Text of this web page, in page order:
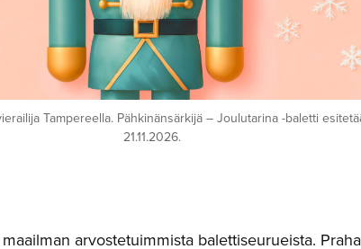
Tampereella. Pähkinänsärkijä – Joulutarina -baletti
21.11.2026.
arvostetuimmista balettiseurueista.